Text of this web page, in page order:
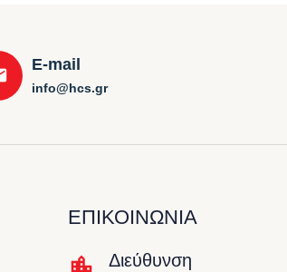
E-mail
info@hcs.gr
ΕΠΙΚΟΙΝΩΝΙΑ
Διεύθυνση